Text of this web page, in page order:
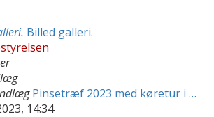
Billed galleri.
Pinsetræf 2023 med køretur i …
14:34